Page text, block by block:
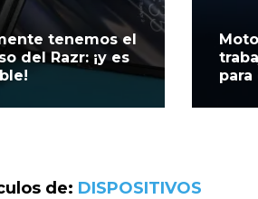
tenemos el
del Razr: ¡y es
para
de: DISPOSITIVOS